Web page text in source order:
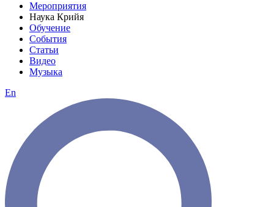
Мероприятия
Наука Крийя
Обучение
События
Статьи
Видео
Музыка
En